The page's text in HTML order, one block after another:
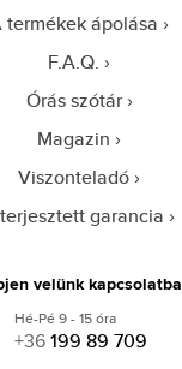
termékek ápolása
F.A.Q.
Órás szótár
Magazin
Viszonteladó
garancia
velünk kapcsolatba
Hé-Pé 9 - 15 óra
+36199 89 709